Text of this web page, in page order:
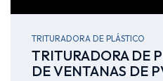
TRITURADORA DE PLÁSTICO
TRITURADORA DE
DE VENTANAS DE